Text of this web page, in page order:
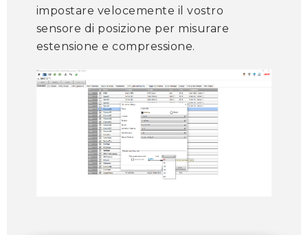
impostare velocemente il vostro
sensore di posizione per misurare
estensione e compressione.